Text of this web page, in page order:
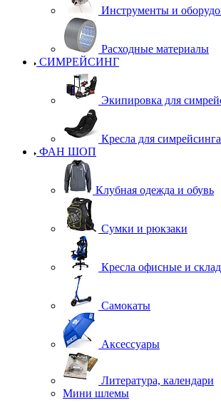
Инструменты и
Расходные материалы
СИМРЕЙСИНГ
Экипировка для
Кресла для симрейсинга
ФАН ШОП
Клубная одежда и обувь
Сумки и рюкзаки
Кресла офисные и
Самокаты
Аксессуары
Литература, календари
Мини шлемы